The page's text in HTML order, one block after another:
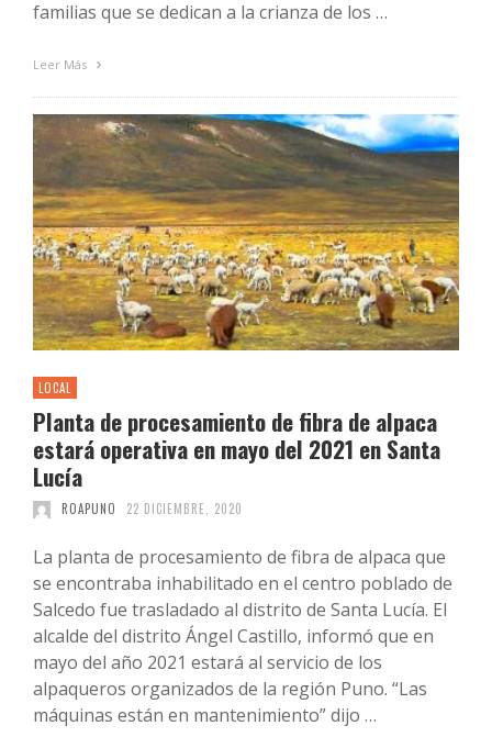
familias que se dedican a la crianza de los …
Leer Más
LOCAL
Planta de procesamiento de fibra de alpaca
estará operativa en mayo del 2021 en Santa
Lucía
ROAPUNO 22 DICIEMBRE, 2020
La planta de procesamiento de fibra de alpaca que
se encontraba inhabilitado en el centro poblado de
Salcedo fue trasladado al distrito de Santa Lucía. El
alcalde del distrito Ángel Castillo, informó que en
mayo del año 2021 estará al servicio de los
alpaqueros organizados de la región Puno. “Las
máquinas están en mantenimiento” dijo …